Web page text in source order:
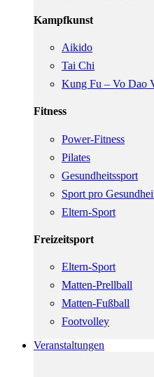
Kampfkunst
Aikido
Tai Chi
Kung Fu – Vo Dao
Fitness
Power-Fitness
Pilates
Gesundheitssport
Sport pro
Eltern-Sport
Freizeitsport
Eltern-Sport
Matten-Prellball
Matten-Fußball
Footvolley
Veranstaltungen